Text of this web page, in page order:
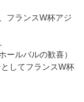
フランスW杯アジ
ールバルの歓喜）
してフランスW杯